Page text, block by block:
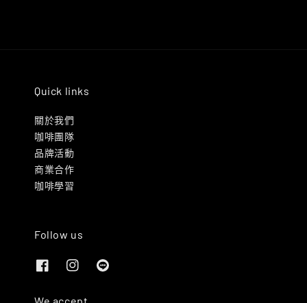
Quick links
關於我們
咖啡團隊
品牌活動
商業合作
咖啡學習
Follow us
We accept